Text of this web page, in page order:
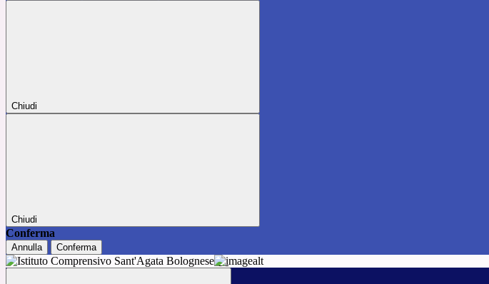
Chiudi
Chiudi
Conferma
Annulla Conferma